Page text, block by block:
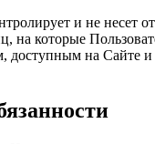
и не несет
на которые
доступным на Сайте